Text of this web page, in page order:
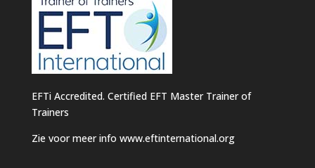
EFTi Accredited. Certified EFT Master Trainer of
Trainers
Zie voor meer info www.eftinternational.org